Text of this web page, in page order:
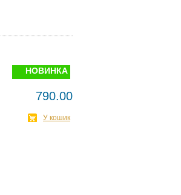
НОВИНКА
790.00
У кошик